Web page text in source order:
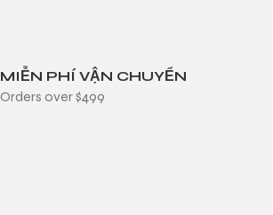
MIỄN PHÍ VẬN CHUYỂN
Orders over $499